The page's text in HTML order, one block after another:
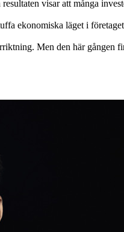
visar att många
ekonomiska läget i
Men den här